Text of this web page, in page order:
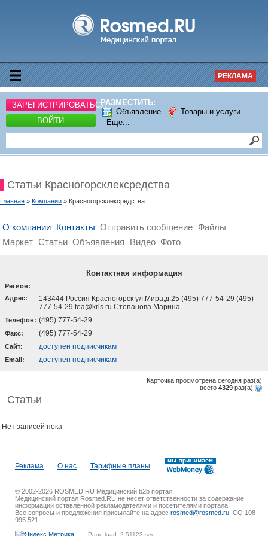
РЕКЛАМА
ЗАРЕГИСТРИРОВАТЬСЯ
ВОЙТИ
РАЗМЕСТИТЬ:
Объявление
Товары и услуги
Еще...
Статьи Красногорсклексредства
Главная » Компании » Красногорсклексредства
О компании Контакты Отправить сообщение Файлы
Маркет Статьи Объявления Видео Фото
Контактная информация
Регион:
Адрес:
143444 Россия Красногорск ул.Мира,д.25 (495) 777-54-29 (495)
777-54-29 tea@krls.ru Степанова Марина
Телефон: (495) 777-54-29
Факс: (495) 777-54-29
Cайт: доступен подписчикам
Email: доступен подписчикам
Карточка просмотрена сегодня раз(a)
всего 4329 раз(a)
Статьи
Нет записей пока
Реклама О нас Тарифные планы
© 2002-2026 ROSMED.RU Медицинский b2b портал
Медицинский портал Rosmed.RU не несет ответственности за содержание
информации оставленной рекламодателями и посетителями портала.
Все вопросы и предложения присылайте на адрес rosmed@rosmed.ru ICQ 108
995 521
Page load: 2.51123 sec